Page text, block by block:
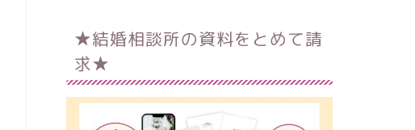
★結婚相談所の資料をとめて請
求★